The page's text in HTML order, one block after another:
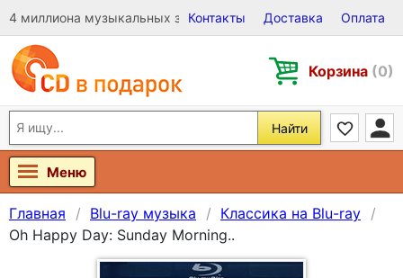
4 миллиона музыкальных записей на Виниле, CD и DVD
Контакты Доставка Оплата
Корзина (0)
Найти
Меню
Главная Blu-ray музыка
Классика на Blu-ray
Oh Happy Day: Sunday Morning..